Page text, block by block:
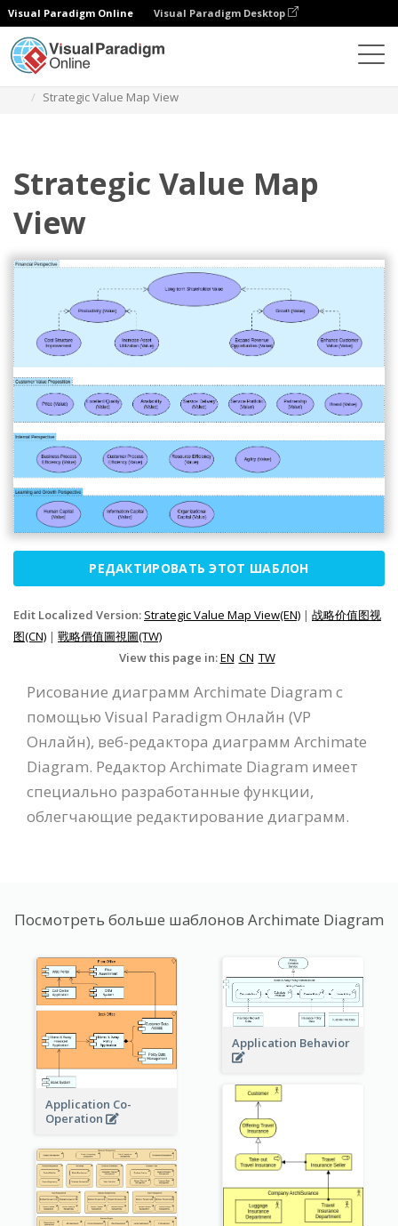
Visual Paradigm Online Visual Paradigm Desktop
Strategic Value Map View
Strategic Value Map
View
РЕДАКТИРОВАТЬ ЭТОТ ШАБЛОН
Edit Localized Version: Strategic Value Map View(EN) | 战略价值图视
图(CN) | 戰略價值圖視圖(TW)
View this page in:EN CN TW
Рисование диаграмм Archimate Diagram с
помощью Visual Paradigm Онлайн (VP
Онлайн), веб-редактора диаграмм Archimate
Diagram. Редактор Archimate Diagram имеет
специально разработанные функции,
облегчающие редактирование диаграмм.
Посмотреть больше шаблонов Archimate Diagram
Application Co-
Operation
Application Behavior